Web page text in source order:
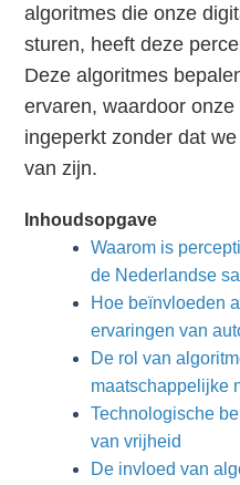
algoritmes die onze
sturen, heeft deze
Deze algoritmes
ervaren, waardoor
ingeperkt zonder dat
van zijn.
Inhoudsopgave
Waarom is
de Nederlandse
Hoe beïnvloeden
ervaringen van
De rol van
maatschappelijke
Technologische
van vrijheid
De invloed van